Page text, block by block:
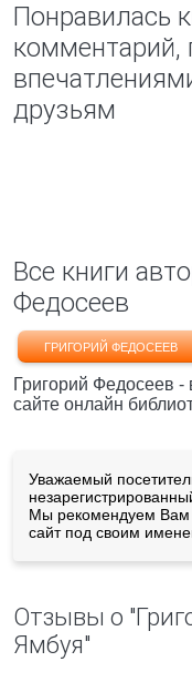
Понравилась
комментарий,
друзьям
Все книги
Федосеев
ГРИГОРИЙ ФЕДОСЕЕВ
Григорий Федосеев -
сайте онлайн
Уважаемый
Мы рекомендуем Вам
сайт под своим
Отзывы о
Ямбуя"